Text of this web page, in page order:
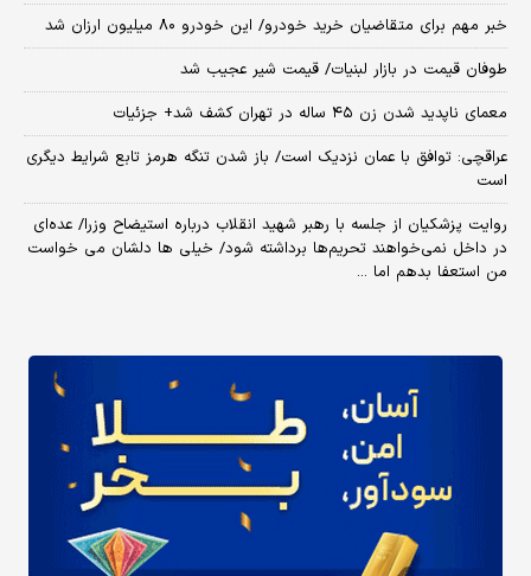
خبر مهم برای متقاضیان خرید خودرو/ این خودرو ۸۰ میلیون ارزان شد
طوفان قیمت در بازار لبنیات/ قیمت شیر عجیب شد
معمای ناپدید شدن زن ۴۵ ساله در تهران کشف شد+ جزئیات
عراقچی: توافق با عمان نزدیک است/ باز شدن تنگه هرمز تابع شرایط دیگری
است
روایت پزشکیان از جلسه با رهبر شهید انقلاب درباره استیضاح وزرا/ عده‌ای
در داخل نمی‌خواهند تحریم‌ها برداشته شود/ خیلی ها دلشان می خواست
من استعفا بدهم اما ...